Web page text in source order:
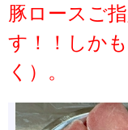
豚ロースご
す！！しか
く）。